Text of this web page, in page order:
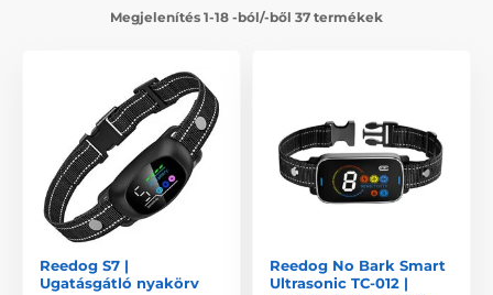
Megjelenítés 1-18 -ból/-ből 37 termékek
Reedog S7 |
Ugatásgátló nyakörv
Reedog No Bark Smart
Ultrasonic TC-012 |